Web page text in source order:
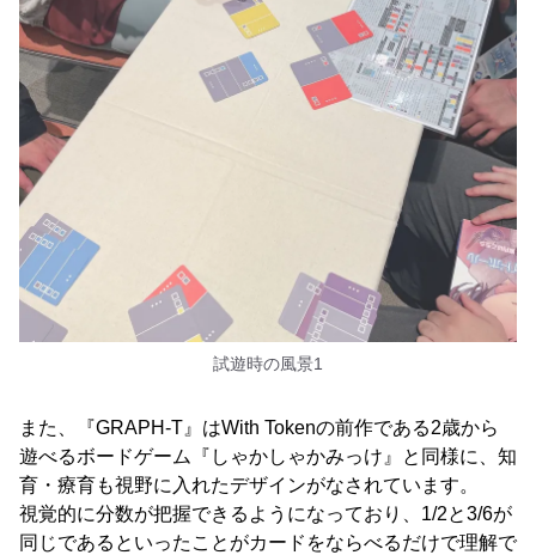
試遊時の風景1
また、『GRAPH-T』はWith Tokenの前作である2歳から
遊べるボードゲーム『しゃかしゃかみっけ』と同様に、知
育・療育も視野に入れたデザインがなされています。
視覚的に分数が把握できるようになっており、1/2と3/6が
同じであるといったことがカードをならべるだけで理解で